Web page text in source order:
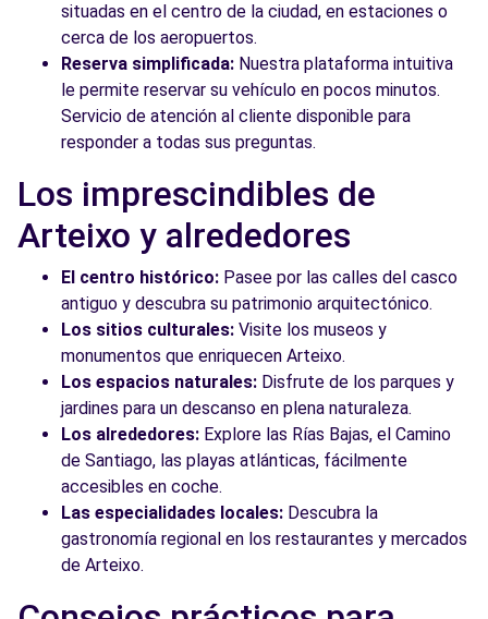
situadas en el centro de la ciudad, en estaciones o
cerca de los aeropuertos.
Reserva simplificada: Nuestra plataforma intuitiva
le permite reservar su vehículo en pocos minutos.
Servicio de atención al cliente disponible para
responder a todas sus preguntas.
Los imprescindibles de
Arteixo y alrededores
El centro histórico: Pasee por las calles del casco
antiguo y descubra su patrimonio arquitectónico.
Los sitios culturales: Visite los museos y
monumentos que enriquecen Arteixo.
Los espacios naturales: Disfrute de los parques y
jardines para un descanso en plena naturaleza.
Los alrededores: Explore las Rías Bajas, el Camino
de Santiago, las playas atlánticas, fácilmente
accesibles en coche.
Las especialidades locales: Descubra la
gastronomía regional en los restaurantes y mercados
de Arteixo.